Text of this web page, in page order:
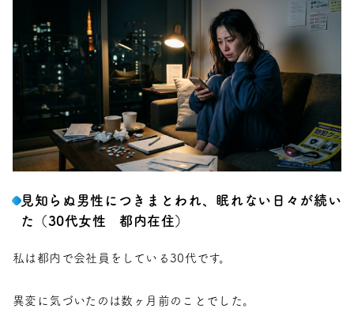
見知らぬ男性につきまとわれ、眠れない日々が続い
た（30代女性 都内在住）
私は都内で会社員をしている30代です。
異変に気づいたのは数ヶ月前のことでした。